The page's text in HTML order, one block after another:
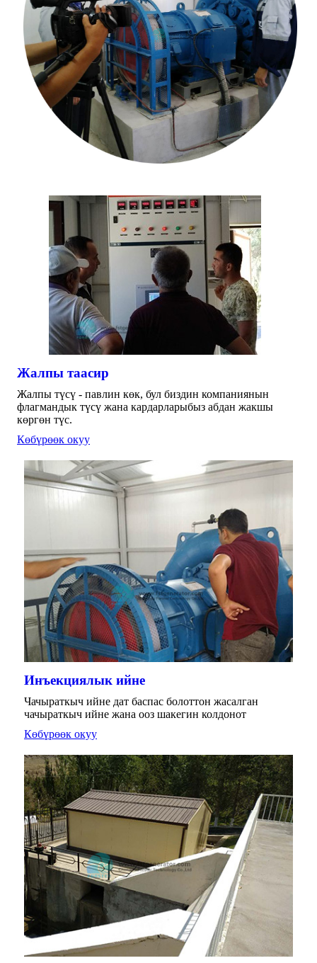
Жалпы таасир
Жалпы түсү - павлин көк, бул биздин компаниянын
флагмандык түсү жана кардарларыбыз абдан жакшы
көргөн түс.
Көбүрөөк окуу
Инъекциялык ийне
Чачыраткыч ийне дат баспас болоттон жасалган
чачыраткыч ийне жана ооз шакегин колдонот
Көбүрөөк окуу